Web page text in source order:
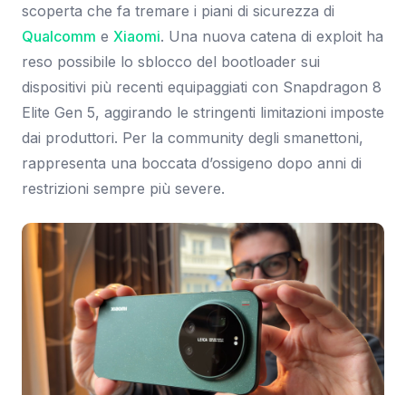
scoperta che fa tremare i piani di sicurezza di
Qualcomm e Xiaomi. Una nuova catena di exploit ha
reso possibile lo sblocco del bootloader sui
dispositivi più recenti equipaggiati con Snapdragon 8
Elite Gen 5, aggirando le stringenti limitazioni imposte
dai produttori. Per la community degli smanettoni,
rappresenta una boccata d’ossigeno dopo anni di
restrizioni sempre più severe.